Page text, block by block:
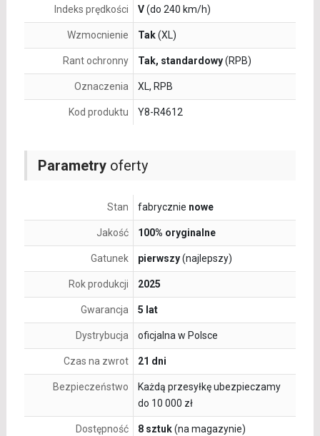
Parametryoferty
Stan fabrycznie nowe
Jakość 100% oryginalne
Gatunek pierwszy(najlepszy)
Rok produkcji 2025
Gwarancja 5 lat
Dystrybucja oficjalna w Polsce
Czas na zwrot 21 dni
Bezpieczeństwo
Każdą przesyłkę ubezpieczamy
do 10 000 zł
Dostępność 8 sztuk(na magazynie)
Indeks prędkości V(do 240 km/h)
Wzmocnienie Tak(XL)
Rant ochronny Tak, standardowy(RPB)
Oznaczenia XL, RPB
Kod produktu Y8-R4612